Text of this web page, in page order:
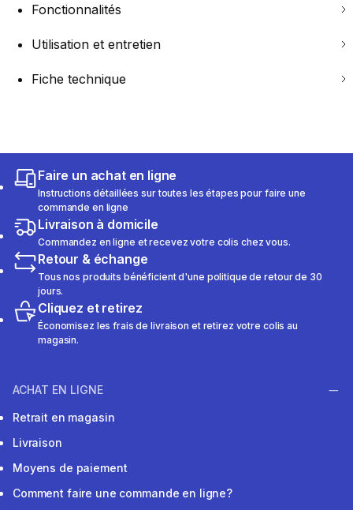
Fonctionnalités
Utilisation et entretien
Fiche technique
Faire un achat en ligne
Instructions détaillées sur toutes les étapes pour faire une
commande en ligne
Livraison à domicile
Commandez en ligne et recevez votre colis chez vous.
Retour & échange
Tous nos produits bénéficient d'une politique de retour de 30
jours.
Cliquez et retirez
Économisez les frais de livraison et retirez votre colis au
magasin.
ACHAT EN LIGNE
Retrait en magasin
Livraison
Moyens de paiement
Comment faire une commande en ligne?